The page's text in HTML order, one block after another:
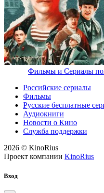
Фильмы и Сериалы
Российские сериалы
Фильмы
Русские бесплатные
Аудиокниги
Новости о Кино
Служба поддержки
2026 © KinoRius
Проект компании KinoRius
Вход